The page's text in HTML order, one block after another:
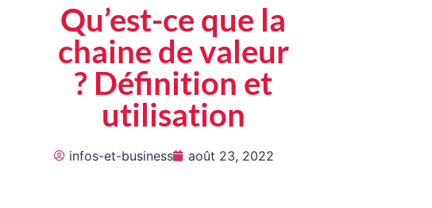
Qu’est-ce que la
chaine de valeur
? Définition et
utilisation
infos-et-business août 23, 2022